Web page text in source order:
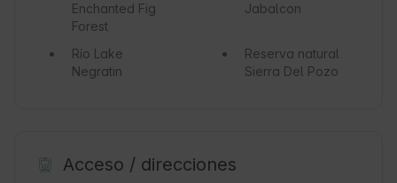
Enchanted Fig
Forest
Jabalcon
Río Lake
Negratin
Reserva natural
Sierra Del Pozo
Acceso / direcciones